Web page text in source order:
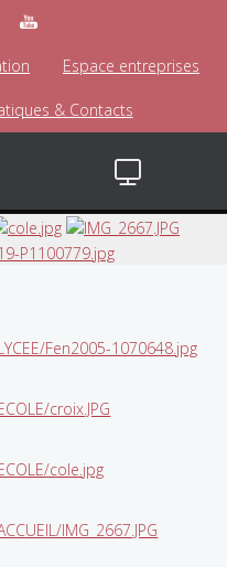
Espace entreprises
& Contacts
Fen2005-1070648.jpg
croix.JPG
cole.jpg
IMG_2667.JPG